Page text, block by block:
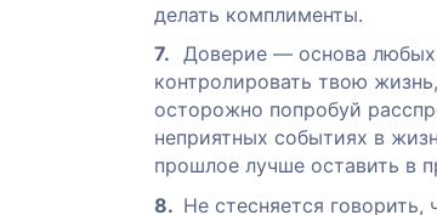
делать комплименты.
Доверие — основа любых
контролировать твою
осторожно попробуй
неприятных событиях в
прошлое лучше оставить в
Не стесняется говорить,